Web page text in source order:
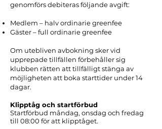
genomförs debiteras följande avgift:
Medlem – halv ordinarie greenfee
Gäster – full ordinarie greenfee
Om utebliven avbokning sker vid
upprepade tillfällen förbehåller sig
klubben rätten att tillfälligt stänga av
möjligheten att boka starttider under 14
dagar.
Klipptåg och startförbud
Startförbud måndag, onsdag och fredag
till 08:00 för att klipptåget.